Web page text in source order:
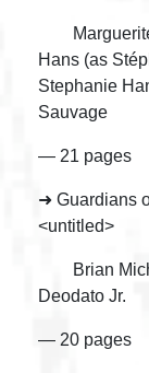
Marguerite
Hans (as
Stephanie
Sauvage
— 21 pages
➜ Guardians
<untitled>
Brian
Deodato Jr.
— 20 pages